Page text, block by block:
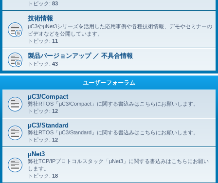
トピック: 83
技術情報
μC3やμNet3シリーズを活用した応用事例や各種技術情報、デモやセミナーの
ビデオなどを公開しています。
トピック: 11
製品バージョンアップ ／ 不具合情報
トピック: 43
ユーザーフォーラム
μC3/Compact
弊社RTOS「μC3/Compact」に関する書込みはこちらにお願いします。
トピック: 12
μC3/Standard
弊社RTOS「μC3/Standard」に関する書込みはこちらにお願いします。
トピック: 12
μNet3
弊社TCP/IPプロトコルスタック「μNet3」に関する書込みはこちらにお願い
します。
トピック: 18